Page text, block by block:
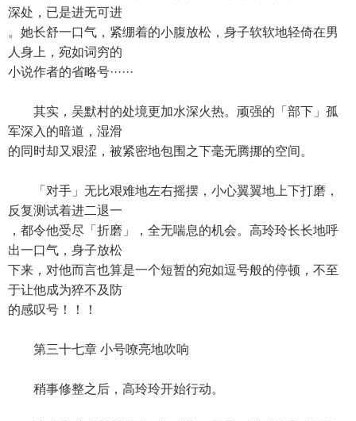
深处，已是进无可进
。她长舒一口气，紧绷着的小腹放松，身子软软地轻倚在男
人身上，宛如词穷的
小说作者的省略号······
其实，吴默村的处境更加水深火热。顽强的「部下」孤
军深入的暗道，湿滑
的同时却又艰涩，被紧密地包围之下毫无腾挪的空间。
「对手」无比艰难地左右摇摆，小心翼翼地上下打磨，
反复测试着进二退一
，都令他受尽「折磨」，全无喘息的机会。高玲玲长长地呼
出一口气，身子放松
下来，对他而言也算是一个短暂的宛如逗号般的停顿，不至
于让他成为猝不及防
的感叹号！！！
第三十七章 小号嘹亮地吹响
稍事修整之后，高玲玲开始行动。